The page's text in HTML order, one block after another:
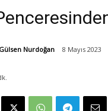
Nurdoğan 8 Mayıs 2023